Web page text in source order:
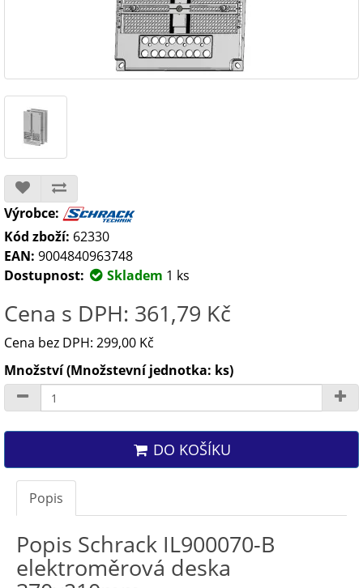
Výrobce:
Kód zboží: 62330
EAN: 9004840963748
Dostupnost:
Skladem 1 ks
Cena s DPH: 361,79 Kč
Cena bez DPH: 299,00 Kč
Množství (Množstevní jednotka: ks)
DO KOŠÍKU
Popis
Popis Schrack IL900070-B
elektroměrová deska